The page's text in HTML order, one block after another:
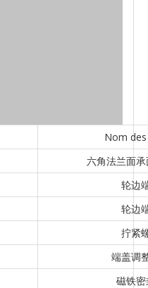
Nom
六角法兰面
轮边
轮边
拧紧
端盖调
磁铁